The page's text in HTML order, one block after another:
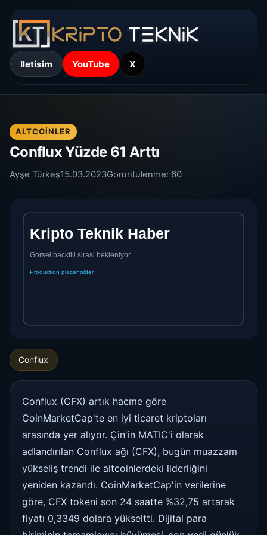
Iletisim YouTube X
ALTCOINLER
Conflux Yüzde 61 Arttı
Ayşe Türkeş15.03.2023Goruntulenme: 60
Conflux
Conflux (CFX) artık hacme göre
CoinMarketCap'te en iyi ticaret kriptoları
arasında yer alıyor. Çin'in MATIC'i olarak
adlandırılan Conflux ağı (CFX), bugün muazzam
yükseliş trendi ile altcoinlerdeki liderliğini
yeniden kazandı. CoinMarketCap'in verilerine
göre, CFX tokeni son 24 saatte %32,75 artarak
fiyatı 0,3349 dolara yükseltti. Dijital para